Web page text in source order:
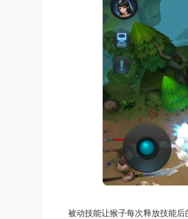
被动技能让猴子每次释放技能